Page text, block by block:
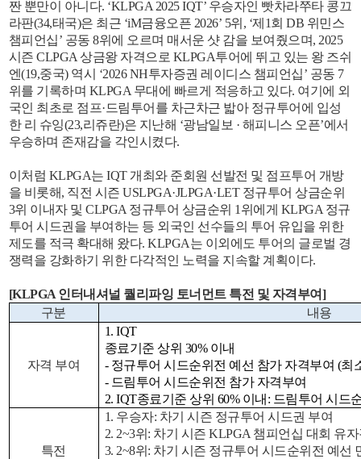
짠 뿐만이 아니다. ‘KLPGA 2025 IQT’ 우승자인 빳차라쭈타 콩끄
라판(34,태국)은 최근 ‘iM금융오픈 2026’ 5위, ‘제1회 DB 위민스
챔피언십’ 공동 8위에 오르며 매서운 샷 감을 보여줬으며, 2025
시즌 CLPGA 상금왕 자격으로 KLPGA투어에 뛰고 있는 왕 즈쉬
엔(19,중국) 역시 ‘2026 NH투자증권 레이디스 챔피언십’ 공동 7
위를 기록하며 KLPGA 무대에 빠르게 적응하고 있다. 여기에 외
국인 최초로 점프·드림투어를 차근차근 밟아 정규투어에 입성
한 리 슈잉(23,리쥬란)은 지난해 ‘광남일보 · 해피니스 오픈’에서
우승하며 존재감을 각인시켰다.
이처럼 KLPGA는 IQT 개최와 준회원 선발전 및 점프투어 개방
을 비롯해, 직전 시즌 USLPGA·JLPGA·LET 정규투어 상금순위
3위 이내자 및 CLPGA 정규투어 상금순위 1위에게 KLPGA 정규
투어 시드권을 부여하는 등 외국인 선수들의 투어 유입을 위한
제도를 적극 확대해 왔다. KLPGA는 이외에도 투어의 글로벌 경
쟁력을 강화하기 위한 다각적인 노력을 지속할 계획이다.
[KLPGA 인터내셔널 퀄리파잉 토너먼트 특전 및 자격부여]
구분
내용
자격 부여
1. IQT
종료기준 상위 30% 이내
- 정규투어 시드순위전 예선 참가 자격부여 (최
- 드림투어 시드순위전 참가 자격부여
2. IQT종료기준 상위 60% 이내: 드림투어 시드
특전
1. 우승자: 차기 시즌 정규투어 시드권 부여
2. 2~3위: 차기 시즌 KLPGA 챔피언십 대회 유
3. 2~8위: 차기 시즌 정규투어 시드순위전 예선